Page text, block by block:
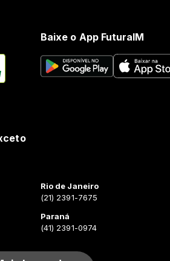
Baixe o App FuturaIM
Rio de Janeiro
(21) 2391-7675
Paraná
(41) 2391-0974